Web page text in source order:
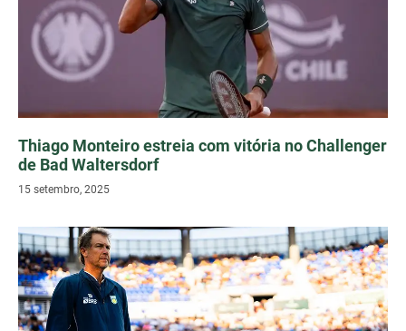
Thiago Monteiro estreia com vitória no Challenger
de Bad Waltersdorf
15 setembro, 2025